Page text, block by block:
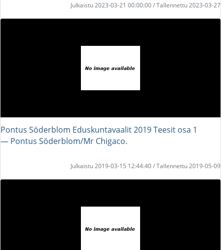
Julkaistu 2023-03-21 00:00:00 / Tallennettu 2023-03-27
Pontus Söderblom Eduskuntavaalit 2019 Teesit osa 1
― Pontus Söderblom/Mr Chigaco.
Julkaistu 2019-03-15 12:44:40 / Tallennettu 2019-05-09